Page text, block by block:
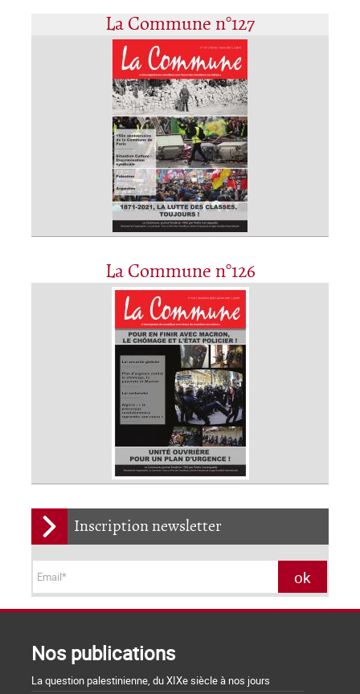
La Commune n°127
La Commune n°126
Inscription newsletter
Nos publications
La question palestinienne, du XIXe siècle à nos jours